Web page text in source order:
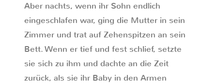
Aber nachts, wenn ihr Sohn endlich
eingeschlafen war, ging die Mutter in sein
Zimmer und trat auf Zehenspitzen an sein
Bett. Wenn er tief und fest schlief, setzte
sie sich zu ihm und dachte an die Zeit
zurück, als sie ihr Baby in den Armen